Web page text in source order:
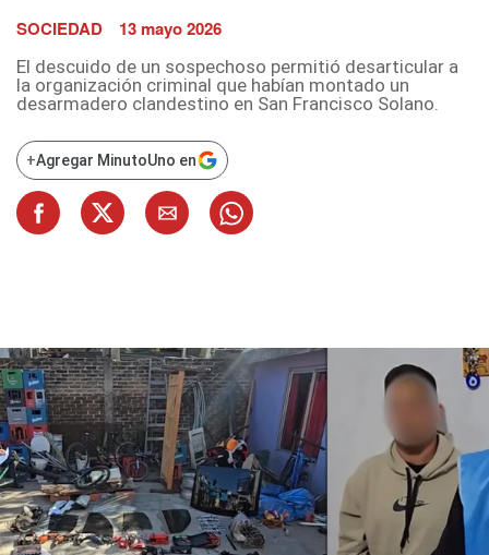
SOCIEDAD 13 mayo 2026
El descuido de un sospechoso permitió desarticular a
la organización criminal que habían montado un
desarmadero clandestino en San Francisco Solano.
+Agregar MinutoUno en